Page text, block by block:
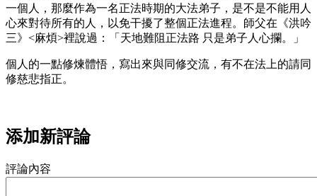
一個人，那麼作為一名正法時期的大法弟子，是不是不能用人
心來對待所有的人，以免干擾了整個正法進程。師父在《洪吟
三》<麻煩>裡說過：「天地難阻正法路 只是弟子人心攔。」
個人的一點修煉體悟，寫出來與同修交流，有不在法上的請同
修慈悲指正。
添加新評論
評論內容